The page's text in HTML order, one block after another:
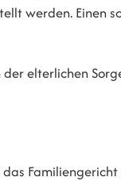
werden. Einen
elterlichen